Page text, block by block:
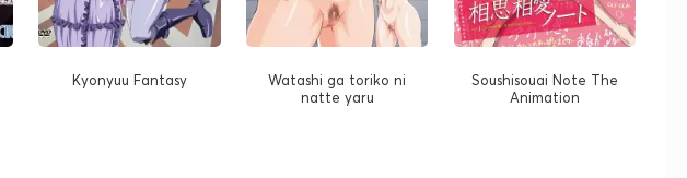
Kyonyuu Fantasy
Watashi ga toriko ni
natte yaru
Soushisouai Note The
Animation